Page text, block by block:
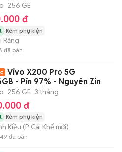
256 GB
đ
Kèm phụ kiện
Răng
đã bán
Vivo X200 Pro 5G
- Pin 97% - Nguyên Zin
256 GB 3 tháng
đ
Kèm phụ kiện
Kiều (P. Cái Khế mới)
đã bán